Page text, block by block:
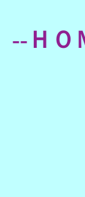
--ＨＯ